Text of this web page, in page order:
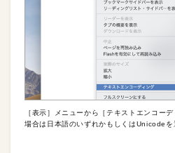
［表示］メニューから［テキストエンコー
場合は日本語のいずれかもしくはUnicodeを